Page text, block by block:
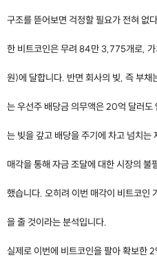
구조를 뜯어보면 걱정할 필요가 전혀 없
한 비트코인은 무려 84만 3,775개로,
원)에 달합니다. 반면 회사의 빚, 즉 부
는 우선주 배당금 의무액은 20억 달러
는 빚을 갚고 배당을 주기에 차고 넘치
매각을 통해 자금 조달에 대한 시장의
했습니다. 오히려 이번 매각이 비트코인
을 줄 것이라는 분석입니다.
실제로 이번에 비트코인을 팔아 확보한